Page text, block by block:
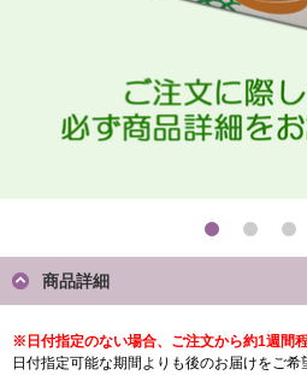
商品詳細
※日付指定のない場合、ご注文から約1週間
日付指定可能な期間よりも後のお届けをご